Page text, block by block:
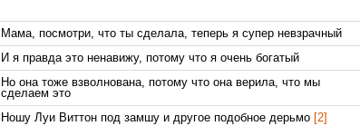
Мама, посмотри, что ты сделала, теперь я супер невзрачный
И я правда это ненавижу, потому что я очень богатый
Но она тоже взволнована, потому что она верила, что мы
сделаем это
Ношу Луи Виттон под замшу и другое подобное дерьмо [2]